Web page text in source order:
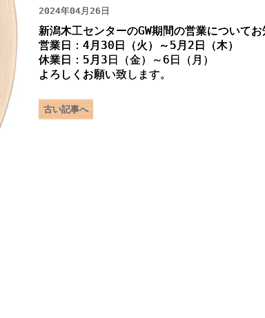
2024年04月26日
新潟木工センターのGW期間の営業についてお
営業日：4月30日（火）～5月2日（木）
休業日：5月3日（金）～6日（月）
よろしくお願い致します。
古い記事へ